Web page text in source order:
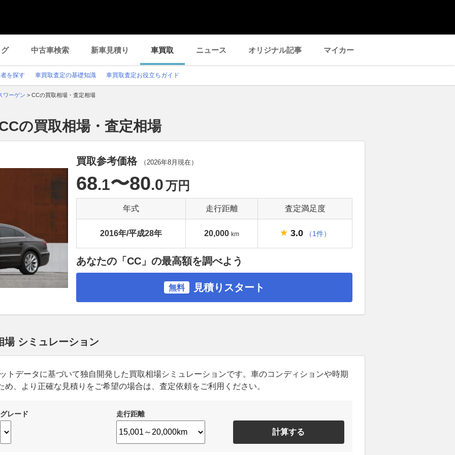
中古車検索 新車見積り 車買取 ニュース オリジナル記事 マイカー
を探す 車買取査定の基礎知識 車買取査定お役立ちガイド
ワーゲン > CCの買取相場・査定相場
の買取相場・査定相場
買取参考価格 （2026年8月 現在）
68.1〜80.0万円
年式 走行距離 査定満足度
2016年/平成28年 20,000 km 3.0 （1件）
あなたの「CC」の最高額を調べよう
無料 見積りスタート
場 シミュレーション
トデータに基づいて独自開発した買取相場シミュレーションです。車のコンディションや時期
、より正確な見積りをご希望の場合は、査定依頼をご利用ください。
グレード 走行距離
計算する